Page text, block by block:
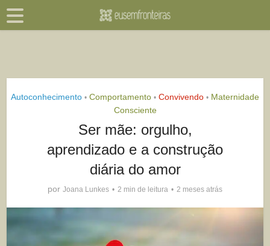
Autoconhecimento • Comportamento • Convivendo • Maternidade
Consciente
Ser mãe: orgulho,
aprendizado e a construção
diária do amor
por Joana Lunkes 2 min de leitura 2 meses atrás